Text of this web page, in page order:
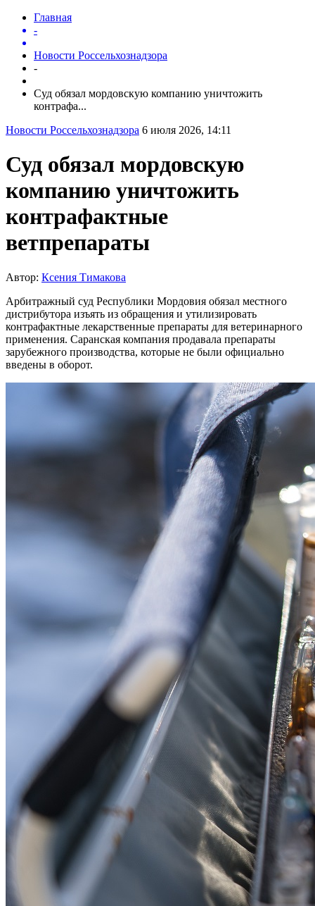
Главная
-
Новости Россельхознадзора
-
Суд обязал мордовскую компанию уничтожить
контрафа...
Новости Россельхознадзора 6 июля 2026, 14:11
Суд обязал мордовскую
компанию уничтожить
контрафактные
ветпрепараты
Автор: Ксения Тимакова
Арбитражный суд Республики Мордовия обязал местного
дистрибутора изъять из обращения и утилизировать
контрафактные лекарственные препараты для ветеринарного
применения. Саранская компания продавала препараты
зарубежного производства, которые не были официально
введены в оборот.